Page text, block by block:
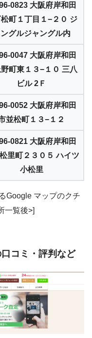
0823 大阪府岸和田
町１丁目１−２０ ジ
グルジャングル内
0047 大阪府岸和田
町東１３−１０ 三八
ビル 2Ｆ
0052 大阪府岸和田
並松町１３−１２
0821 大阪府岸和田
里町２３０５ ハイツ
小松里
Google マップのクチ
一覧後>]
コミ・評判など